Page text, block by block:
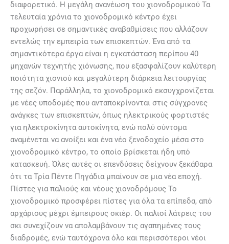
διαφορετικό. Η μεγάλη ανανέωση του χιονοδρομικού Τα
τελευταία χρόνια το χιονοδρομικό κέντρο έχει
προχωρήσει σε σημαντικές αναβαθμίσεις που αλλάζουν
εντελώς την εμπειρία των επισκεπτών. Ένα από τα
σημαντικότερα έργα είναι η εγκατάσταση περίπου 40
μηχανών τεχνητής χιόνωσης, που εξασφαλίζουν καλύτερη
ποιότητα χιονιού και μεγαλύτερη διάρκεια λειτουργίας
της σεζόν. Παράλληλα, το χιονοδρομικό εκσυγχρονίζεται
με νέες υποδομές που ανταποκρίνονται στις σύγχρονες
ανάγκες των επισκεπτών, όπως ηλεκτρικούς φορτιστές
για ηλεκτροκίνητα αυτοκίνητα, ενώ πολύ σύντομα
αναμένεται να ανοίξει και ένα νέο ξενοδοχείο μέσα στο
χιονοδρομικό κέντρο, το οποίο βρίσκεται ήδη υπό
κατασκευή. Όλες αυτές οι επενδύσεις δείχνουν ξεκάθαρα
ότι τα Τρία Πέντε Πηγάδια μπαίνουν σε μια νέα εποχή.
Πίστες για παλιούς και νέους χιονοδρόμους Το
χιονοδρομικό προσφέρει πίστες για όλα τα επίπεδα, από
αρχάριους μέχρι έμπειρους σκιέρ. Οι παλιοί λάτρεις του
σκι συνεχίζουν να απολαμβάνουν τις αγαπημένες τους
διαδρομές, ενώ ταυτόχρονα όλο και περισσότεροι νέοι